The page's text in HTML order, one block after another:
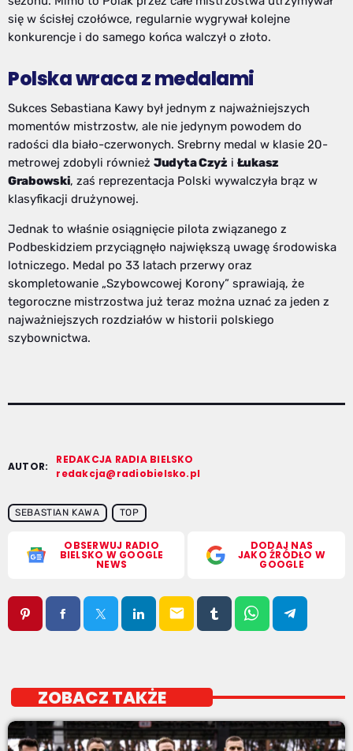
się w ścisłej czołówce, regularnie wygrywał kolejne
konkurencje i do samego końca walczył o złoto.
Polska wraca z medalami
Sukces Sebastiana Kawy był jednym z najważniejszych
momentów mistrzostw, ale nie jedynym powodem do
radości dla biało-czerwonych. Srebrny medal w klasie 20-
metrowej zdobyli również Judyta Czyż i Łukasz
Grabowski, zaś reprezentacja Polski wywalczyła brąz w
klasyfikacji drużynowej.
Jednak to właśnie osiągnięcie pilota związanego z
Podbeskidziem przyciągnęło największą uwagę środowiska
lotniczego. Medal po 33 latach przerwy oraz
skompletowanie „Szybowcowej Korony” sprawiają, że
tegoroczne mistrzostwa już teraz można uznać za jeden z
najważniejszych rozdziałów w historii polskiego
szybownictwa.
AUTOR:
REDAKCJA RADIA BIELSKO
redakcja@radiobielsko.pl
SEBASTIAN KAWA TOP
OBSERWUJ RADIO
BIELSKO W GOOGLE
NEWS
DODAJ NAS
JAKO ŹRÓDŁO W
GOOGLE
email
ZOBACZ TAKŻE